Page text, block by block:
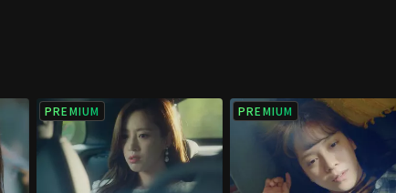
PREMIUM PREMIUM